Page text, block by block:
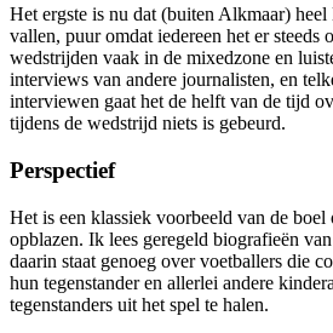
Het ergste is nu dat (buiten Alkmaar)
vallen, puur omdat iedereen het er steeds
wedstrijden vaak in de mixedzone en
interviews van andere journalisten, en
interviewen gaat het de helft van de tijd
tijdens de wedstrijd niets is gebeurd.
Perspectief
Het is een klassiek voorbeeld van de boel
opblazen. Ik lees geregeld biografieën
daarin staat genoeg over voetballers die
hun tegenstander en allerlei andere
tegenstanders uit het spel te halen.